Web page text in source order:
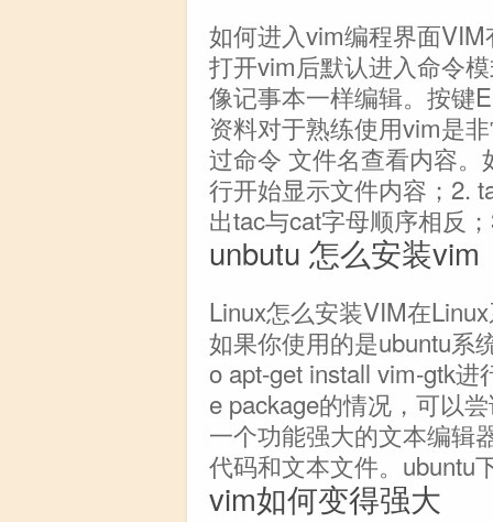
如何进入vim编程界面
打开vim后默认进入命令
像记事本一样编辑。按键
资料对于熟练使用vim是
过命令 文件名查看内容
行开始显示文件内容；2.
出tac与cat字母顺序相反
unbutu 怎么安装vim
Linux怎么安装VIM在
如果你使用的是ubuntu系
o apt-get install vim-gtk
e package的情况，可以
一个功能强大的文本编辑
代码和文本文件。ubuntu
vim如何变得强大